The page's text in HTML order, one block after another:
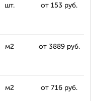
шт. от 153 руб.
м2 от 3889 руб.
м2 от 716 руб.